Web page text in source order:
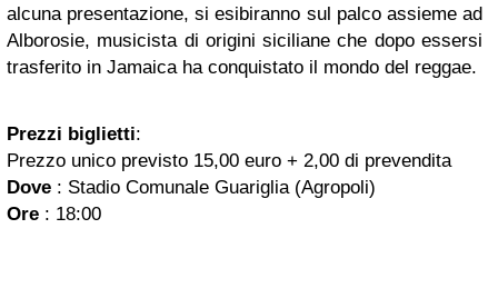
alcuna presentazione, si esibiranno sul palco assieme ad
Alborosie, musicista di origini siciliane che dopo essersi
trasferito in Jamaica ha conquistato il mondo del reggae.
Prezzi biglietti:
Prezzo unico previsto 15,00 euro + 2,00 di prevendita
Dove : Stadio Comunale Guariglia (Agropoli)
Ore : 18:00